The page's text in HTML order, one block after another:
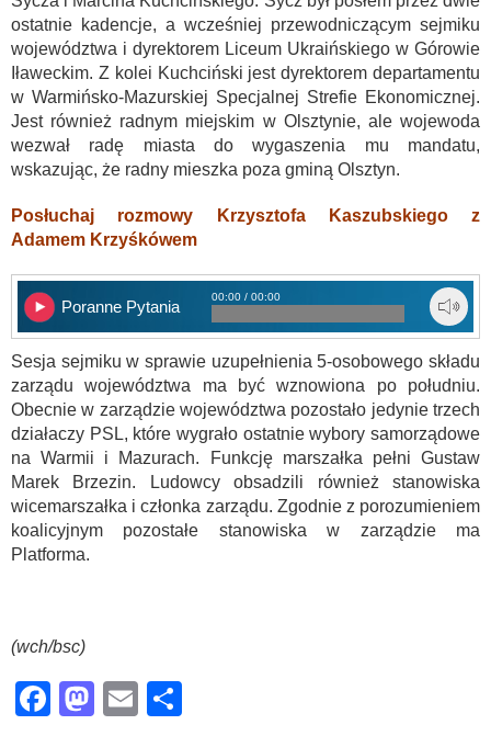
ostatnie kadencje, a wcześniej przewodniczącym sejmiku
województwa i dyrektorem Liceum Ukraińskiego w Górowie
Iławeckim. Z kolei Kuchciński jest dyrektorem departamentu
w Warmińsko-Mazurskiej Specjalnej Strefie Ekonomicznej.
Jest również radnym miejskim w Olsztynie, ale wojewoda
wezwał radę miasta do wygaszenia mu mandatu,
wskazując, że radny mieszka poza gminą Olsztyn.
Posłuchaj rozmowy Krzysztofa Kaszubskiego z
Adamem Krzyśkówem
Poranne Pytania
00:00 / 00:00
Sesja sejmiku w sprawie uzupełnienia 5-osobowego składu
zarządu województwa ma być wznowiona po południu.
Obecnie w zarządzie województwa pozostało jedynie trzech
działaczy PSL, które wygrało ostatnie wybory samorządowe
na Warmii i Mazurach. Funkcję marszałka pełni Gustaw
Marek Brzezin. Ludowcy obsadzili również stanowiska
wicemarszałka i członka zarządu. Zgodnie z porozumieniem
koalicyjnym pozostałe stanowiska w zarządzie ma
Platforma.
(wch/bsc)
Facebook
Mastodon
Email